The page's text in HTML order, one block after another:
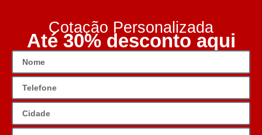
Cotação Personalizada
Até 30% desconto aqui